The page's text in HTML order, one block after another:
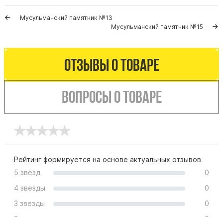
Памятники стандартные
Памятники в виде дерева
Памятники с лебедями
Памятники в форме волны
Хачкары
Памятники в форме скалы
Памятник Родителям
Мусульманский памятник №13
Мусульманский памятник №15
Отзывы о товаре
Вопросы о товаре
Рейтинг формируется на основе актуальных отзывов
5 звёзд
0
4 звезды
0
3 звезды
0